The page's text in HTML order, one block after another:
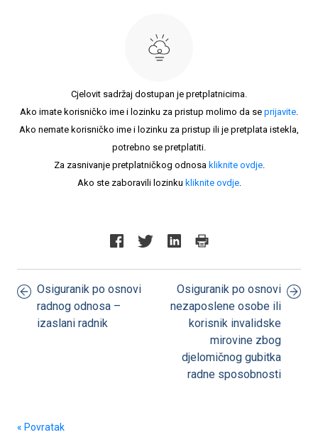
Cjelovit sadržaj dostupan je pretplatnicima.
Ako imate korisničko ime i lozinku za pristup molimo da se prijavite.
Ako nemate korisničko ime i lozinku za pristup ili je pretplata istekla,
potrebno se pretplatiti.
Za zasnivanje pretplatničkog odnosa kliknite ovdje.
Ako ste zaboravili lozinku kliknite ovdje.
Osiguranik po osnovi
radnog odnosa –
izaslani radnik
Osiguranik po osnovi
nezaposlene osobe ili
korisnik invalidske
mirovine zbog
djelomičnog gubitka
radne sposobnosti
« Povratak